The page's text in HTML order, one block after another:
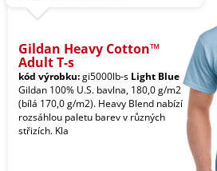
Gildan Heavy Cotton™
Adult T-s
kód výrobku:gi5000lb-s Light Blue
Gildan 100% U.S. bavlna, 180,0 g/m2
(bílá 170,0 g/m2). Heavy Blend nabízí
rozsáhlou paletu barev v různých
střizích. Kla